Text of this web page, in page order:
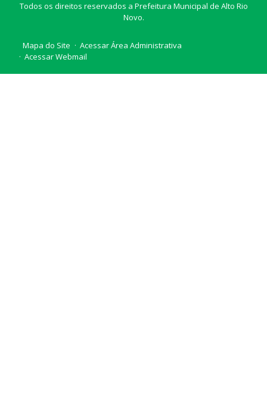
Todos os direitos reservados a Prefeitura Municipal de Alto Rio
Novo.
Mapa do Site
Acessar Área Administrativa
Acessar Webmail